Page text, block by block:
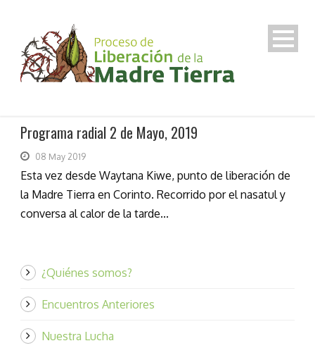
Programa radial 2 de Mayo, 2019
08 May 2019
Esta vez desde Waytana Kiwe, punto de liberación de
la Madre Tierra en Corinto. Recorrido por el nasatul y
conversa al calor de la tarde...
¿Quiénes somos?
Encuentros Anteriores
Nuestra Lucha